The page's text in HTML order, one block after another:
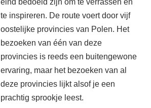
eind bedoeld zijn om te verrassen en
te inspireren. De route voert door vijf
oostelijke provincies van Polen. Het
bezoeken van één van deze
provincies is reeds een buitengewone
ervaring, maar het bezoeken van al
deze provincies lijkt alsof je een
prachtig sprookje leest.